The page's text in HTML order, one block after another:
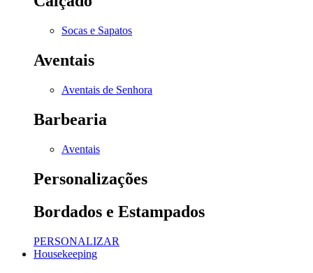
Socas e Sapatos
Aventais
Aventais de Senhora
Barbearia
Aventais
Personalizações
Bordados e Estampados
PERSONALIZAR
Housekeeping